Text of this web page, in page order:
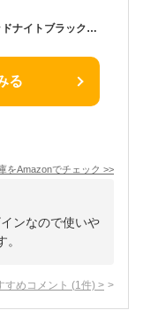
HUAWEI WATCH FIT2 スマートウォッチ ミッドナイトブラック【日本正規代理店品】
る
をAmazonでチェック >>
ンなので使いや
すめコメント (1 件) >